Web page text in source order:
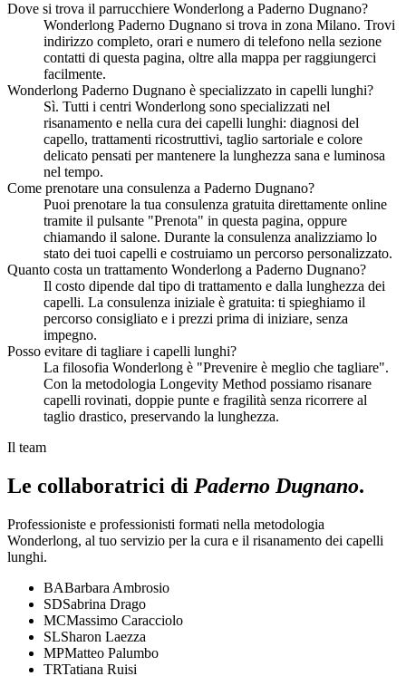
Dove si trova il parrucchiere Wonderlong a Paderno Dugnano?
Wonderlong Paderno Dugnano si trova in zona Milano. Trovi
indirizzo completo, orari e numero di telefono nella sezione
contatti di questa pagina, oltre alla mappa per raggiungerci
facilmente.
Wonderlong Paderno Dugnano è specializzato in capelli lunghi?
Sì. Tutti i centri Wonderlong sono specializzati nel
risanamento e nella cura dei capelli lunghi: diagnosi del
capello, trattamenti ricostruttivi, taglio sartoriale e colore
delicato pensati per mantenere la lunghezza sana e luminosa
nel tempo.
Come prenotare una consulenza a Paderno Dugnano?
Puoi prenotare la tua consulenza gratuita direttamente online
tramite il pulsante "Prenota" in questa pagina, oppure
chiamando il salone. Durante la consulenza analizziamo lo
stato dei tuoi capelli e costruiamo un percorso personalizzato.
Quanto costa un trattamento Wonderlong a Paderno Dugnano?
Il costo dipende dal tipo di trattamento e dalla lunghezza dei
capelli. La consulenza iniziale è gratuita: ti spieghiamo il
percorso consigliato e i prezzi prima di iniziare, senza
impegno.
Posso evitare di tagliare i capelli lunghi?
La filosofia Wonderlong è "Prevenire è meglio che tagliare".
Con la metodologia Longevity Method possiamo risanare
capelli rovinati, doppie punte e fragilità senza ricorrere al
taglio drastico, preservando la lunghezza.
Il team
Le collaboratrici di Paderno Dugnano.
Professioniste e professionisti formati nella metodologia
Wonderlong, al tuo servizio per la cura e il risanamento dei capelli
lunghi.
BABarbara Ambrosio
SDSabrina Drago
MCMassimo Caracciolo
SLSharon Laezza
MPMatteo Palumbo
TRTatiana Ruisi